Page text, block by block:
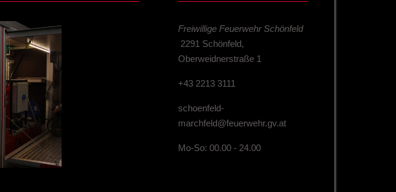
Freiwillige Feuerwehr Schönfeld
2291 Schönfeld,
Oberweidnerstraße 1
+43 2213 3111
schoenfeld-
marchfeld@feuerwehr.gv.at
Mo-So: 00.00 - 24.00